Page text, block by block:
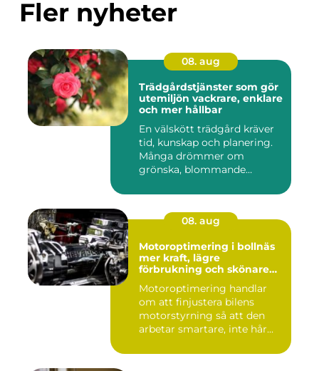
Fler nyheter
08. aug
Trädgårdstjänster som gör
utemiljön vackrare, enklare
och mer hållbar
En välskött trädgård kräver
tid, kunskap och planering.
Många drömmer om
grönska, blommande
08. aug
Motoroptimering i bollnäs
mer kraft, lägre
förbrukning och skönare
Motoroptimering handlar
om att finjustera bilens
motorstyrning så att den
arbetar smartare, inte hår...